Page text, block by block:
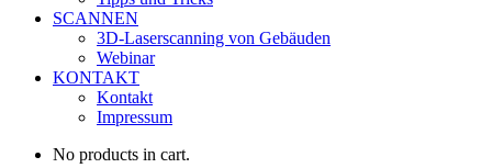
SCANNEN
3D-Laserscanning von Gebäuden
Webinar
KONTAKT
Kontakt
Impressum
No products in cart.